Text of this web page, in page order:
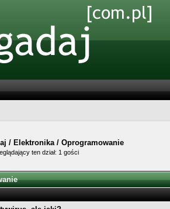
/ Elektronika / Oprogramowanie
ten dział: 1 gości